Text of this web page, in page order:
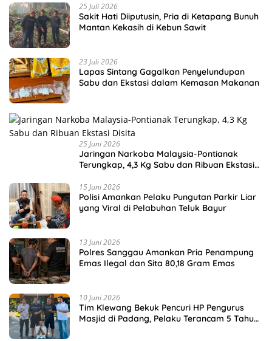
25 Juli 2026
Sakit Hati Diiputusin, Pria di Ketapang Bunuh
Mantan Kekasih di Kebun Sawit
23 Juli 2026
Lapas Sintang Gagalkan Penyelundupan
Sabu dan Ekstasi dalam Kemasan Makanan
25 Juni 2026
Jaringan Narkoba Malaysia-Pontianak
Terungkap, 4,3 Kg Sabu dan Ribuan Ekstasi
15 Juni 2026
Polisi Amankan Pelaku Pungutan Parkir Liar
yang Viral di Pelabuhan Teluk Bayur
13 Juni 2026
Polres Sanggau Amankan Pria Penampung
Emas Ilegal dan Sita 80,18 Gram Emas
10 Juni 2026
Tim Klewang Bekuk Pencuri HP Pengurus
Masjid di Padang, Pelaku Terancam 5 Tahun